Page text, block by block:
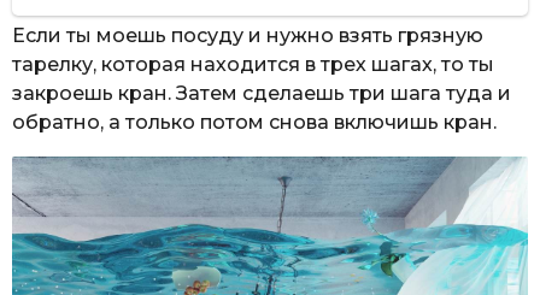
Если ты моешь посуду и нужно взять грязную
тарелку, которая находится в трех шагах, то ты
закроешь кран. Затем сделаешь три шага туда и
обратно, а только потом снова включишь кран.